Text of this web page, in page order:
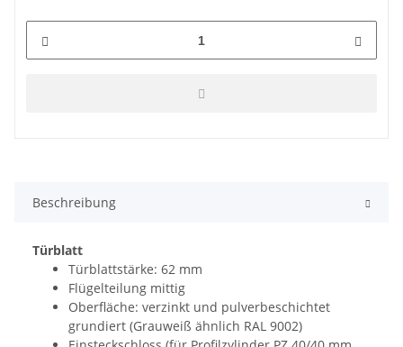
Beschreibung
Türblatt
Türblattstärke: 62 mm
Flügelteilung mittig
Oberfläche: verzinkt und pulverbeschichtet
grundiert (Grauweiß ähnlich RAL 9002)